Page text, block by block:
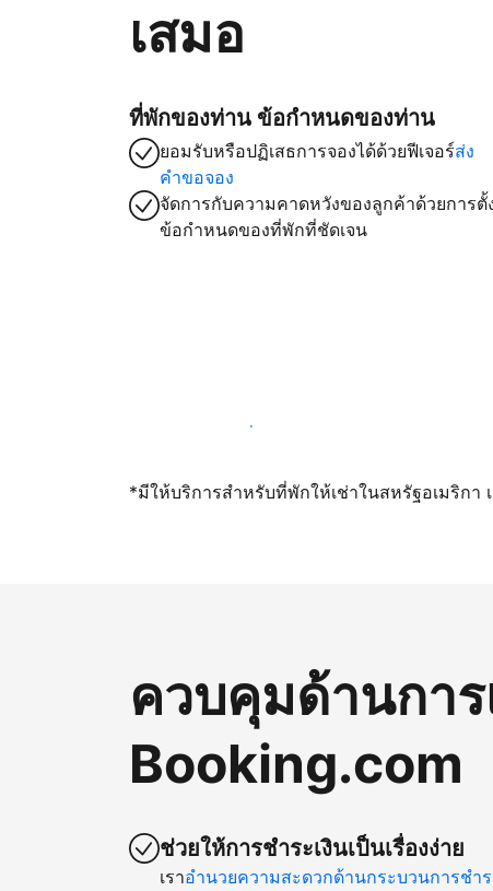
เสมอ
ที่พักของท่าน ข้อกำหนดของท่าน
ยอมรับหรือปฏิเสธการจองได้ด้วยฟีเจอร์ส่ง
คำขอจอง
จัดการกับความคาดหวังของลูกค้าด้วยการตั้
ข้อกำหนดของที่พักที่ชัดเจน
เปิดให้จองผ่านเราตั้งแต่วันนี้
*มีให้บริการสำหรับที่พักให้เช่าในสหรัฐอเมริกา
ควบคุมด้านกา
Booking.com
ช่วยให้การชำระเงินเป็นเรื่องง่าย
เราอำนวยความสะดวกด้านกระบวนการชำร